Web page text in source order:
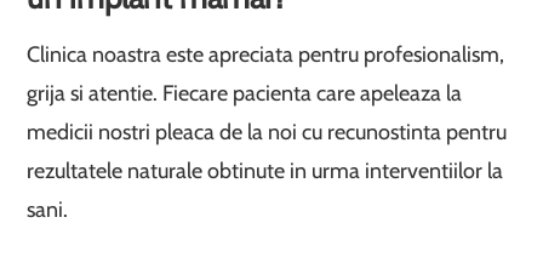
Clinica noastra este apreciata pentru profesionalism,
grija si atentie. Fiecare pacienta care apeleaza la
medicii nostri pleaca de la noi cu recunostinta pentru
rezultatele naturale obtinute in urma interventiilor la
sani.